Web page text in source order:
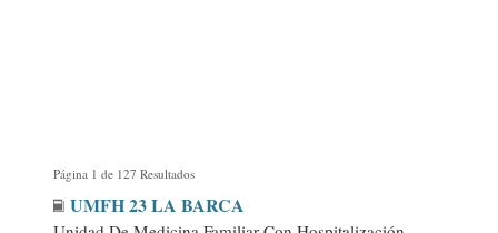
Página 1 de 127 Resultados
UMFH 23 LA BARCA